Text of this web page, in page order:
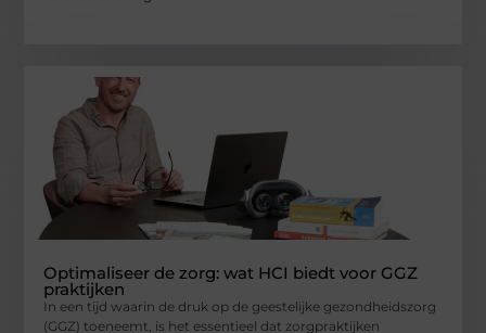
Optimaliseer de zorg: wat HCI biedt voor GGZ
praktijken
In een tijd waarin de druk op de geestelijke gezondheidszorg
(GGZ) toeneemt, is het essentieel dat zorgpraktijken